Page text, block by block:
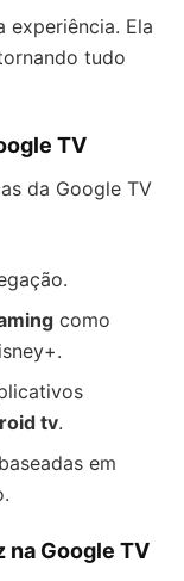
experiência. Ela
tudo
TV
da Google TV
como
tv.
em
Google TV